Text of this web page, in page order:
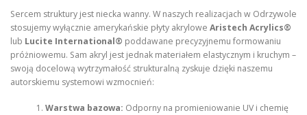
Sercem struktury jest niecka wanny. W naszych realizacjach w Odrzywole
stosujemy wyłącznie amerykańskie płyty akrylowe Aristech Acrylics®
lub Lucite International® poddawane precyzyjnemu formowaniu
próżniowemu. Sam akryl jest jednak materiałem elastycznym i kruchym –
swoją docelową wytrzymałość strukturalną zyskuje dzięki naszemu
autorskiemu systemowi wzmocnień:
Warstwa bazowa: Odporny na promieniowanie UV i chemię